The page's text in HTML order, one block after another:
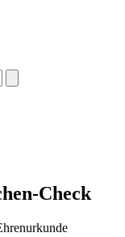
Check